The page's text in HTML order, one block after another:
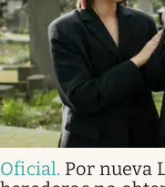
Oficial. Por nueva